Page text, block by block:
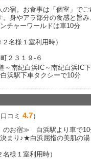
の宿。お食事は「個室」で
。身やアラ部分の食感と旨
チャーワールドは車10分
名様１室利用時）
２３１９‐６
～南紀白浜IC～南紀白浜IC
浜駅下車タクシーで10分
口コミ 4.7）
のお宿≫ 白浜駅より車で
まり♪★白浜屈指の美肌の
様１室利用時）